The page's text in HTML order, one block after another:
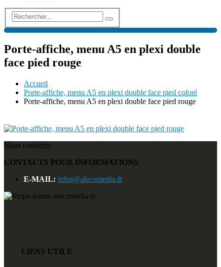
Porte-affiche, menu A5 en plexi double
face pied rouge
Accueil
Porte-affiche, menu A5 en plexi double face pied coloré
Porte-affiche, menu A5 en plexi double face pied rouge
Nous contacter
CONTACTS POUR INFORMATIONS
E-MAIL: infos@alecomedia.fr
LIENS UTILE